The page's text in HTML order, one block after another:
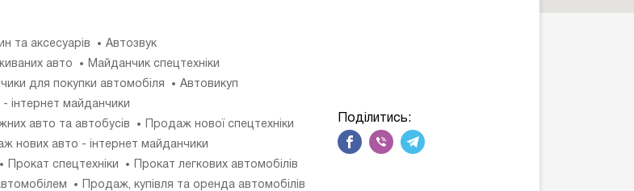
та аксесуарів
Автозвук
авто
Майданчик спецтехніки
для покупки автомобіля
Автовикуп
інтернет майданчики
авто та автобусів
Продаж нової спецтехніки
нових авто - інтернет майданчики
Прокат спецтехніки
Прокат легкових автомобілів
Продаж, купівля та оренда автомобілів
Поділитись: